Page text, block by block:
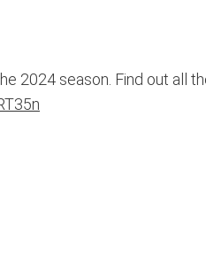
2024 season. Find out all